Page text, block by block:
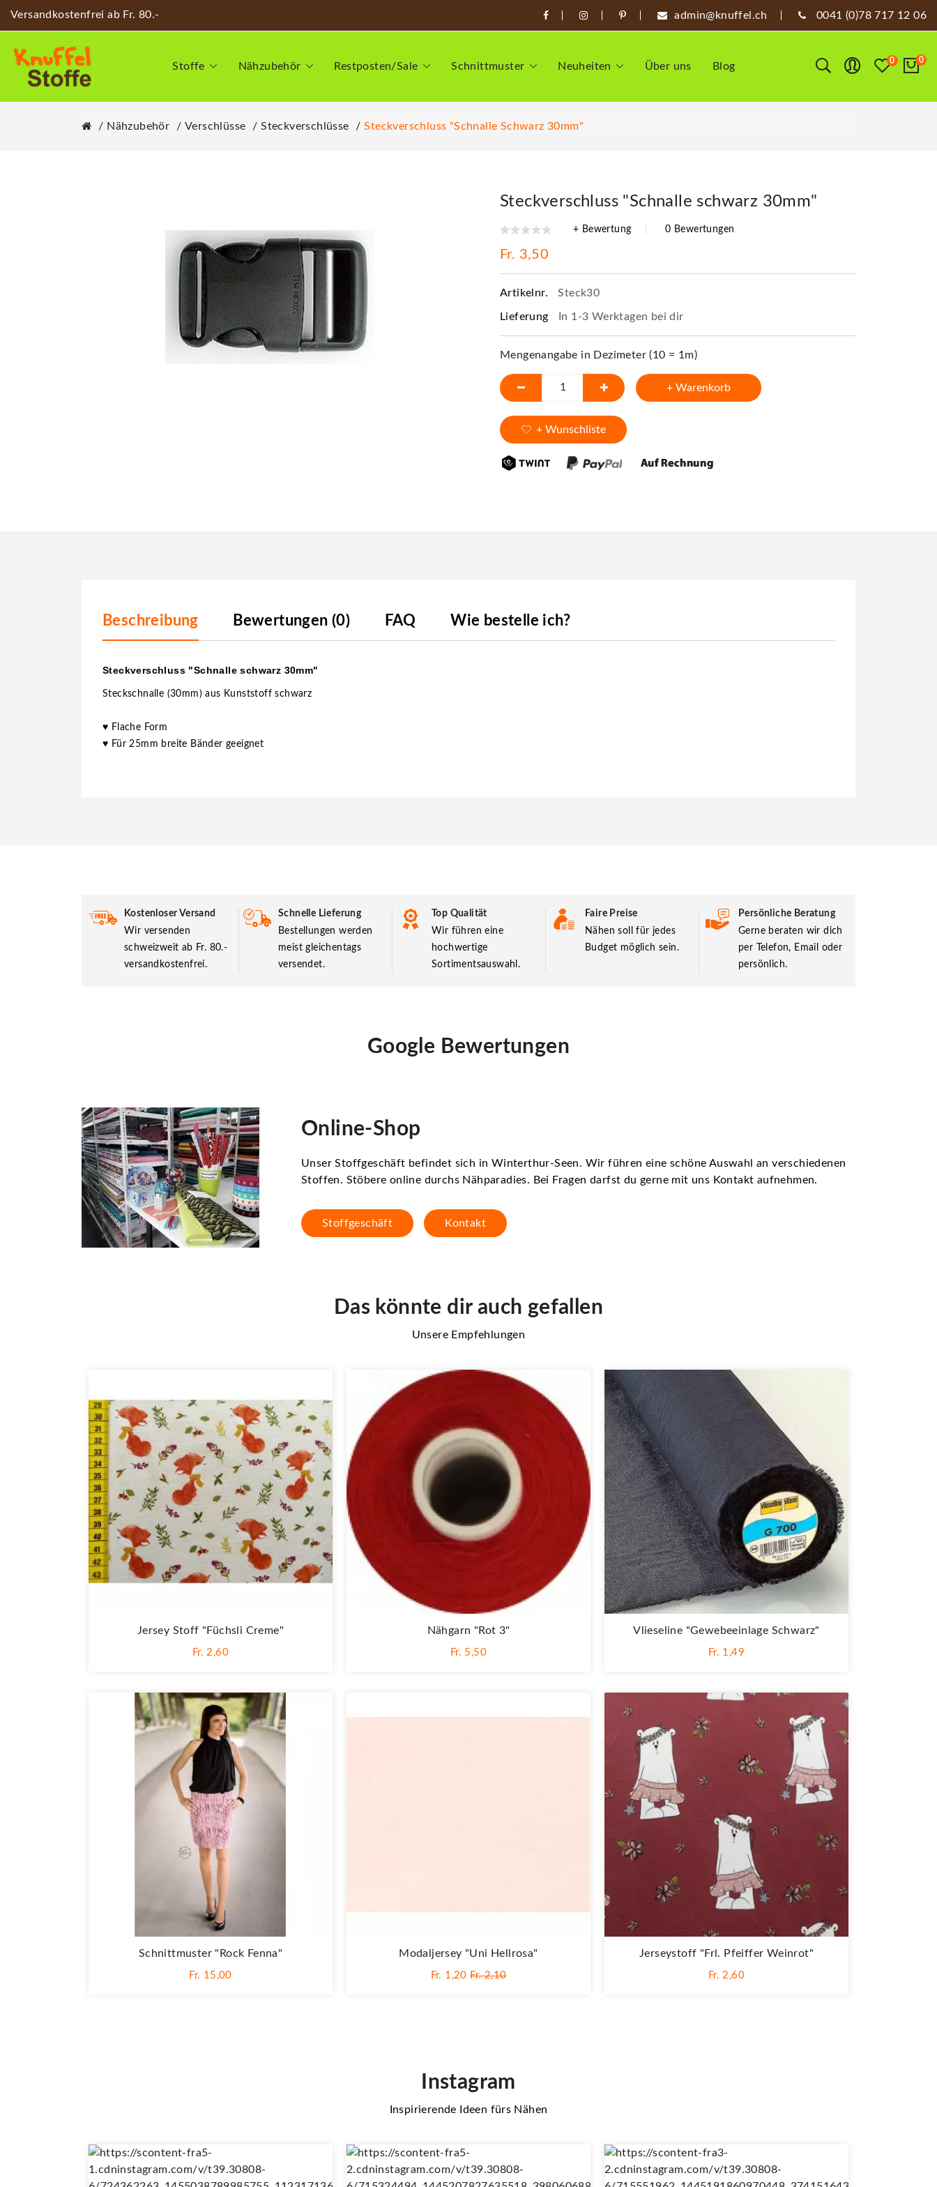
Versandkostenfrei ab Fr. 80.- admin@knuffel.ch 0041 (0)78 717 12 06
Stoffe Nähzubehör Restposten/Sale Schnittmuster Neuheiten Über uns Blog 0 0
Nähzubehör Verschlüsse Steckverschlüsse Steckverschluss "Schnalle Schwarz 30mm"
Steckverschluss "Schnalle schwarz 30mm"
+ Bewertung 0 Bewertungen
Fr. 3,50
Artikelnr. Steck30
Lieferung In 1-3 Werktagen bei dir
Mengenangabe in Dezimeter (10 = 1m)
+ Warenkorb
+ Wunschliste
Beschreibung Bewertungen (0) FAQ Wie bestelle ich?
Steckverschluss "Schnalle schwarz 30mm"
Steckschnalle (30mm) aus Kunststoff schwarz
♥ Flache Form
♥ Für 25mm breite Bänder geeignet
Kostenloser Versand
Wir versenden
schweizweit ab Fr. 80.-
versandkostenfrei.
Schnelle Lieferung
Bestellungen werden
meist gleichentags
versendet.
Top Qualität
Wir führen eine
hochwertige
Sortimentsauswahl.
Faire Preise
Nähen soll für jedes
Budget möglich sein.
Persönliche Beratung
Gerne beraten wir dich
per Telefon, Email oder
persönlich.
Google Bewertungen
Online-Shop
Unser Stoffgeschäft befindet sich in Winterthur-Seen. Wir führen eine schöne Auswahl an verschiedenen
Stoffen. Stöbere online durchs Nähparadies. Bei Fragen darfst du gerne mit uns Kontakt aufnehmen.
Stoffgeschäft Kontakt
Das könnte dir auch gefallen
Unsere Empfehlungen
Jersey Stoff "Füchsli Creme"
Fr. 2,60
Schnittmuster "Rock Fenna"
Fr. 15,00
Nähgarn "rot 3"
Fr. 5,50
Modaljersey "Uni Hellrosa"
Fr. 1,20 Fr. 2,10
Vlieseline "Gewebeeinlage Schwarz"
Fr. 1,49
Jerseystoff "Frl. Pfeiffer Weinrot"
Fr. 2,60
Instagram
Inspirierende Ideen fürs Nähen